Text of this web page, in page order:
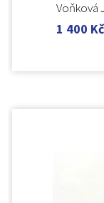
Voňková
1 400 Kč